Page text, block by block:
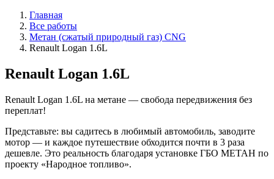
Главная
Все работы
Метан (сжатый природный газ) CNG
Renault Logan 1.6L
Renault Logan 1.6L
Renault Logan 1.6L на метане — свобода передвижения без
переплат!
Представьте: вы садитесь в любимый автомобиль, заводите
мотор — и каждое путешествие обходится почти в 3 раза
дешевле. Это реальность благодаря установке ГБО МЕТАН по
проекту «Народное топливо».